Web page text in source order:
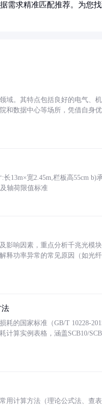
需求精准匹配推荐。为您
域。其特点包括良好的电气、
和数据中心等场所，凭借自身
13m×宽2.45m,栏板高55cm b)
轴荷限值标准
影响因素，重点分析千兆光模
释功率异常的常见原因（如光
法
耗的国家标准（GB/T 10228-
计算实例表格，涵盖SCB10/
用计算方法（理论公式法、查